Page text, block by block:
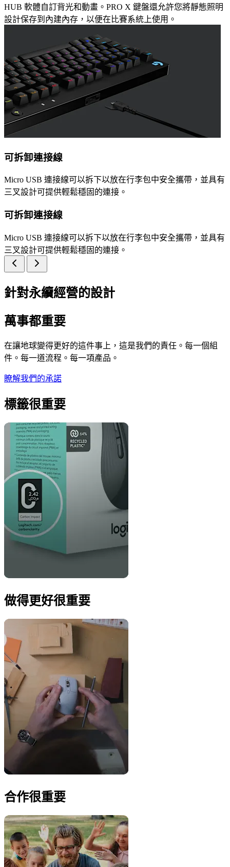
HUB 軟體自訂背光和動畫。PRO X 鍵盤還允許您將靜態照明
設計保存到內建內存，以便在比賽系統上使用。
可拆卸連接線
Micro USB 連接線可以拆下以放在行李包中安全攜帶，並具有
三叉設計可提供輕鬆穩固的連接。
可拆卸連接線
Micro USB 連接線可以拆下以放在行李包中安全攜帶，並具有
三叉設計可提供輕鬆穩固的連接。
針對永續經營的設計
萬事都重要
在讓地球變得更好的這件事上，這是我們的責任。每一個組
件。每一道流程。每一項產品。
瞭解我們的承諾
標籤很重要
做得更好很重要
合作很重要